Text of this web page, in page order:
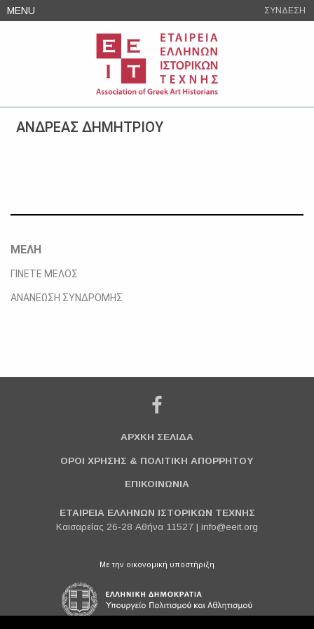
Skip
to
MENU ΣΥΝΔΕΣΗ
ΑΝΔΡΕΑΣ ΔΗΜΗΤΡΙΟΥ
ΜΕΛΗ
ΓΙΝΕΤΕ ΜΕΛΟΣ
ΑΝΑΝΕΩΣΗ ΣΥΝΔΡΟΜΗΣ
ΑΡΧΚΗ ΣΕΛΙΔΑ
ΟΡΟΙ ΧΡΗΣΗΣ & ΠΟΛΙΤΙΚΗ ΑΠΟΡΡΗΤΟΥ
ΕΠΙΚΟΙΝΩΝΙΑ
ΕΤΑΙΡΕΙΑ ΕΛΛΗΝΩΝ ΙΣΤΟΡΙΚΩΝ ΤΕΧΝΗΣ
Καισαρείας 26-28 Αθήνα 11527 | info@eeit.org
Με την οικονομική υποστήριξη